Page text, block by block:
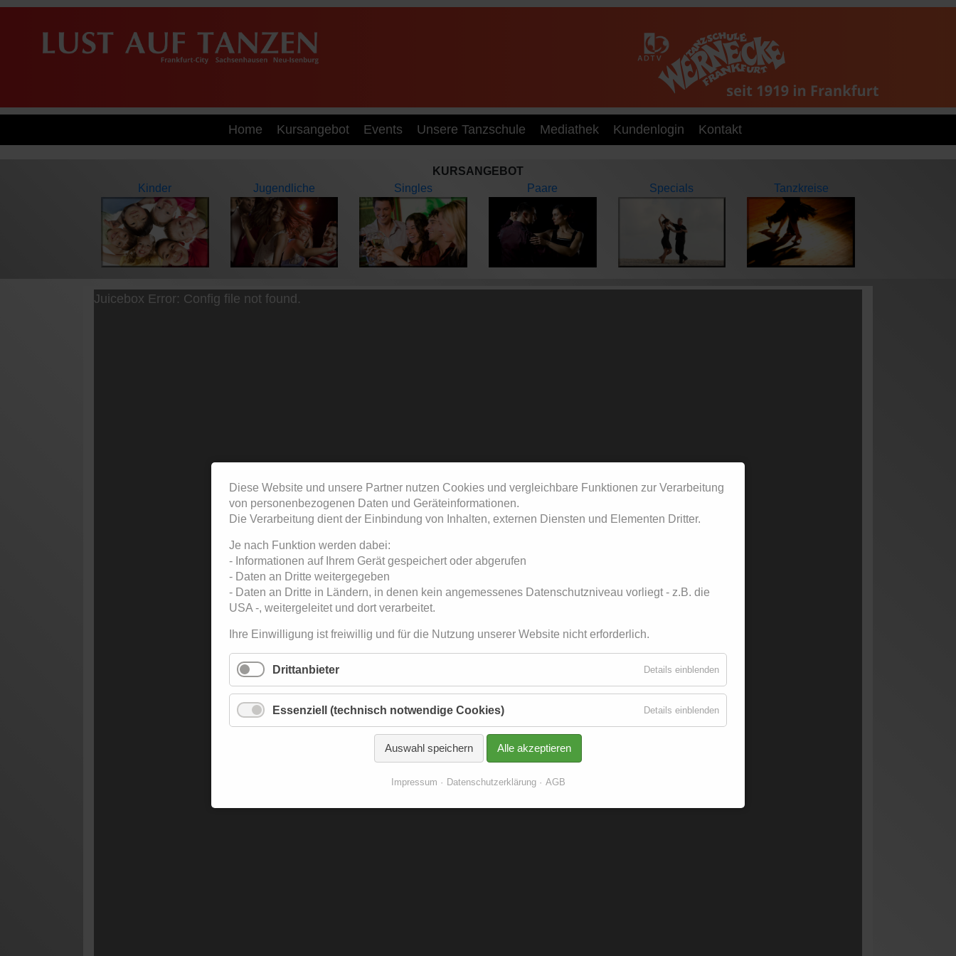
Home Kursangebot Events Unsere Tanzschule Mediathek Kundenlogin Kontakt
KURSANGEBOT
Kinder
Jugendliche Singles Paare Specials Tanzkreise
Juicebox Error: Config file not found.
Diese Website und unsere Partner nutzen Cookies und vergleichbare Funktionen zur Verarbeitung
von personenbezogenen Daten und Geräteinformationen.
Die Verarbeitung dient der Einbindung von Inhalten, externen Diensten und Elementen Dritter.
Je nach Funktion werden dabei:
- Informationen auf Ihrem Gerät gespeichert oder abgerufen
- Daten an Dritte weitergegeben
- Daten an Dritte in Ländern, in denen kein angemessenes Datenschutzniveau vorliegt - z.B. die
USA -, weitergeleitet und dort verarbeitet.
Ihre Einwilligung ist freiwillig und für die Nutzung unserer Website nicht erforderlich.
Drittanbieter Details einblenden
Essenziell (technisch notwendige Cookies) Details einblenden
Auswahl speichern Alle akzeptieren
Impressum Datenschutzerklärung AGB